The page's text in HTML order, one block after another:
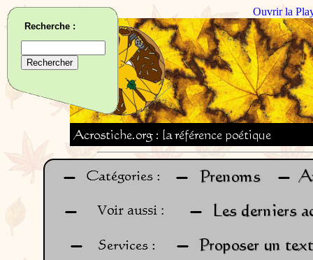
Ouvrir la
Recherche :